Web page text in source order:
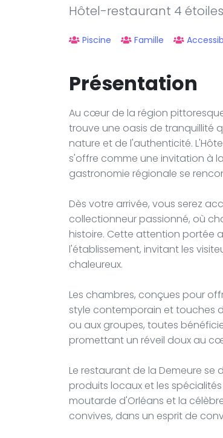
Hôtel-restaurant 4
Piscine Famille
Présentation
Au cœur de la région
trouve une oasis de tranquillité
nature et de l'authenticité.
s'offre comme une invitation à
gastronomie régionale se
Dès votre arrivée, vous serez
collectionneur passionné, où
histoire. Cette attention portée
l'établissement, invitant les
chaleureux.
Les chambres, conçues pour
style contemporain et touches
ou aux groupes, toutes
promettant un réveil doux au
Le restaurant de la Demeure
produits locaux et les
moutarde d'Orléans et la
convives, dans un esprit de